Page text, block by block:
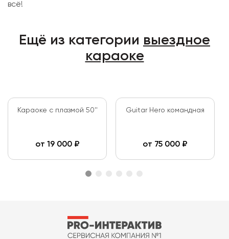
всё!
Ещё из категории выездное
караоке
Караоке с плазмой 50''
от 19 000₽
Guitar Hero командная
от 75 000 ₽